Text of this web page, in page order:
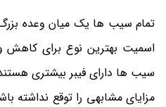
تمام سیب ها یک میان وعده
اسمیت بهترین نوع برای کاهش
سیب ها دارای فیبر بیشتری
مزایای مشابهی را توقع نداشته